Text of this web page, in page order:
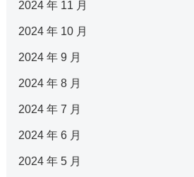
2024 年 11 月
2024 年 10 月
2024 年 9 月
2024 年 8 月
2024 年 7 月
2024 年 6 月
2024 年 5 月